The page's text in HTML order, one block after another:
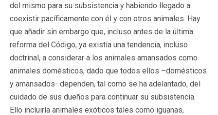
del mismo para su subsistencia y habiendo llegado a
coexistir pacíficamente con él y con otros animales. Hay
que añadir sin embargo que, incluso antes de la última
reforma del Código, ya existía una tendencia, incluso
doctrinal, a considerar a los animales amansados como
animales domésticos, dado que todos ellos –domésticos
y amansados- dependen, tal como se ha adelantado, del
cuidado de sus dueños para continuar su subsistencia.
Ello incluiría animales exóticos tales como iguanas,